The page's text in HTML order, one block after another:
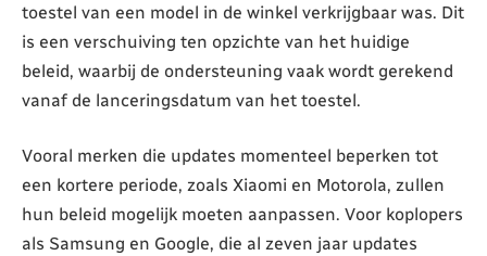
toestel van een model in de winkel verkrijgbaar was. Dit
is een verschuiving ten opzichte van het huidige
beleid, waarbij de ondersteuning vaak wordt gerekend
vanaf de lanceringsdatum van het toestel.
Vooral merken die updates momenteel beperken tot
een kortere periode, zoals Xiaomi en Motorola, zullen
hun beleid mogelijk moeten aanpassen. Voor koplopers
als Samsung en Google, die al zeven jaar updates